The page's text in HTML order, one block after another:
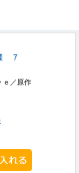
７
ｅ／原作